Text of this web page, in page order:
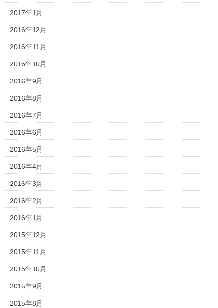
2017年1月
2016年12月
2016年11月
2016年10月
2016年9月
2016年8月
2016年7月
2016年6月
2016年5月
2016年4月
2016年3月
2016年2月
2016年1月
2015年12月
2015年11月
2015年10月
2015年9月
2015年8月